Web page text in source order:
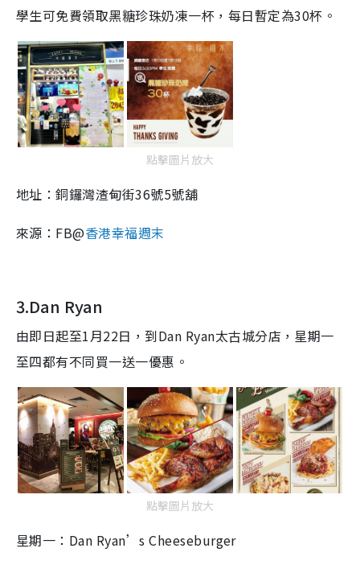
學生可免費領取黑糖珍珠奶凍一杯 ， 每日暫定為30杯。
點擊圖片放大
地址：銅鑼灣渣甸街36號5號舖
來源：FB@香港幸福週末
3.Dan Ryan
由即日起至1月22日，到Dan Ryan太古城分店，星期一
至四都有不同買一送一優惠。
點擊圖片放大
星期一：Dan Ryan’s Cheeseburger